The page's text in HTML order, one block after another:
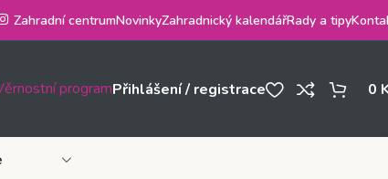
Zahradní centrumNovinkyZahradnický kalendářRady a tipy
programPřihlášení / registrace 0